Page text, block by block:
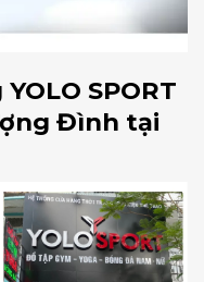
SPORT
Đình tại